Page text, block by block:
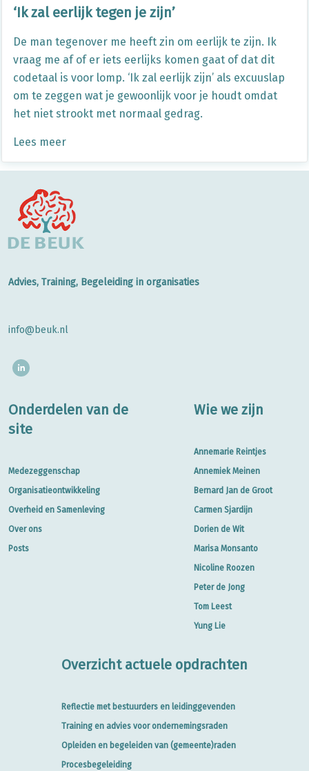
‘Ik zal eerlijk tegen je zijn’
De man tegenover me heeft zin om eerlijk te zijn. Ik
vraag me af of er iets eerlijks komen gaat of dat dit
codetaal is voor lomp. ‘Ik zal eerlijk zijn’ als excuuslap
om te zeggen wat je gewoonlijk voor je houdt omdat
het niet strookt met normaal gedrag.
Lees meer
Advies, Training, Begeleiding in organisaties
info@beuk.nl
Onderdelen van de
site
Medezeggenschap
Organisatieontwikkeling
Overheid en Samenleving
Over ons
Posts
Wie we zijn
Annemarie Reintjes
Annemiek Meinen
Bernard Jan de Groot
Carmen Sjardijn
Dorien de Wit
Marisa Monsanto
Nicoline Roozen
Peter de Jong
Tom Leest
Yung Lie
Overzicht actuele opdrachten
Reflectie met bestuurders en leidinggevenden
Training en advies voor ondernemingsraden
Opleiden en begeleiden van (gemeente)raden
Procesbegeleiding